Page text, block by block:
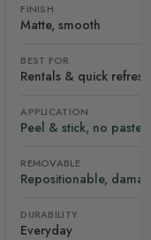
FINISH
Matte, smooth
BEST FOR
Rentals & quick
APPLICATION
Peel & stick, no paste
REMOVABLE
Repositionable,
DURABILITY
Everyday